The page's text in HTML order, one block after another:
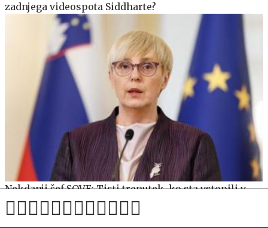
zadnjega videospota Siddharte?
Nekdanji šef SOVE: Tisti trenutek, ko sta vstopili v
vozilo varovane osebe, sta postali javni osebi